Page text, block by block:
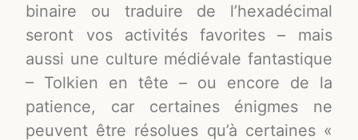
binaire ou traduire de l’hexadécimal
seront vos activités favorites – mais
aussi une culture médiévale fantastique
– Tolkien en tête – ou encore de la
patience, car certaines énigmes ne
peuvent être résolues qu’à certaines «